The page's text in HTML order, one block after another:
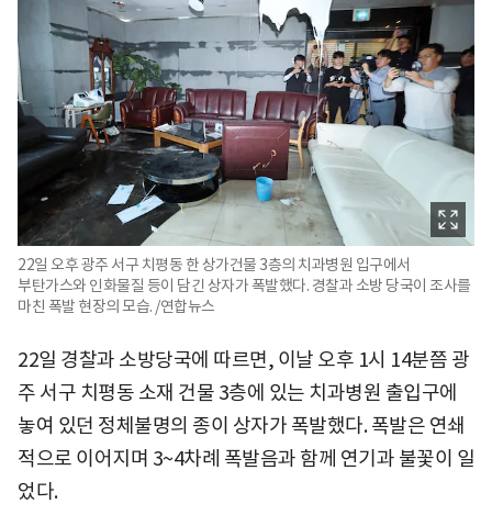
22일 오후 광주 서구 치평동 한 상가건물 3층의 치과병원 입구에서
부탄가스와 인화물질 등이 담긴 상자가 폭발했다. 경찰과 소방 당국이 조사를
마친 폭발 현장의 모습. /연합뉴스
22일 경찰과 소방당국에 따르면, 이날 오후 1시 14분쯤 광
주 서구 치평동 소재 건물 3층에 있는 치과병원 출입구에
놓여 있던 정체불명의 종이 상자가 폭발했다. 폭발은 연쇄
적으로 이어지며 3~4차례 폭발음과 함께 연기과 불꽃이 일
었다.